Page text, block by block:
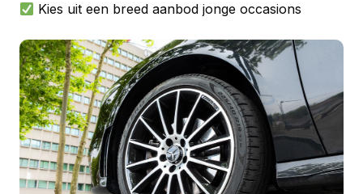
Kies uit een breed aanbod jonge occasions